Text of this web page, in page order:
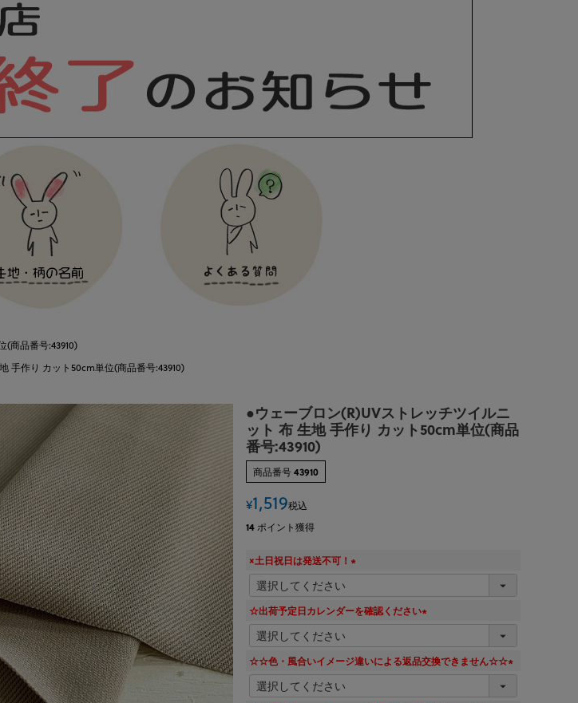
(商品番号:43910)
手作り カット50cm単位(商品番号:43910)
●ウェーブロン(R)UVストレッチツイルニ
ット 布 生地 手作り カット50cm単位(商品
番号:43910)
商品番号43910
¥1,519税込
14ポイント獲得
×土日祝日は発送不可！
(
必
須
)
☆出荷予定日カレンダーを確認ください
(
必
須
)
☆☆色・風合いイメージ違いによる返品交換できません☆☆
(
必